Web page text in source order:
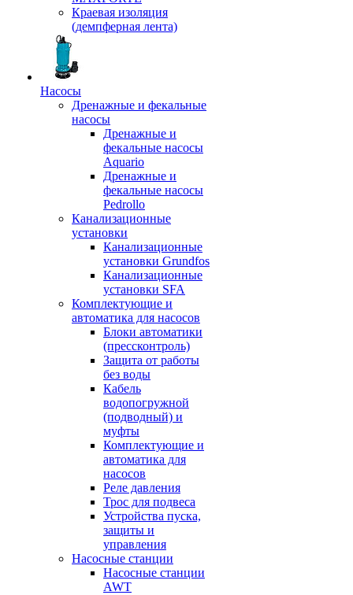
Краевая изоляция
(демпферная лента)
Насосы
Дренажные и фекальные
насосы
Дренажные и
фекальные насосы
Aquario
Дренажные и
фекальные насосы
Pedrollo
Канализационные
установки
Канализационные
установки Grundfos
Канализационные
установки SFA
Комплектующие и
автоматика для насосов
Блоки автоматики
(прессконтроль)
Защита от работы
без воды
Кабель
водопогружной
(подводный) и
муфты
Комплектующие и
автоматика для
насосов
Реле давления
Трос для подвеса
Устройства пуска,
защиты и
управления
Насосные станции
Насосные станции
AWT